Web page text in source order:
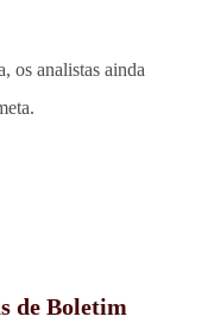
os analistas ainda
de Boletim